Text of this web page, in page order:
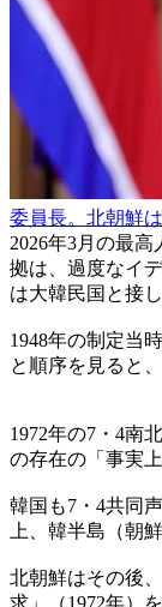
委員長。北朝鮮
2026年3月の最
拠は、過度なイ
は大韓民国と接
1948年の制定当
と順序を見ると
1972年の7・4南
の存在の「事実
韓国も7・4共同
上、韓半島（朝
北朝鮮はその後